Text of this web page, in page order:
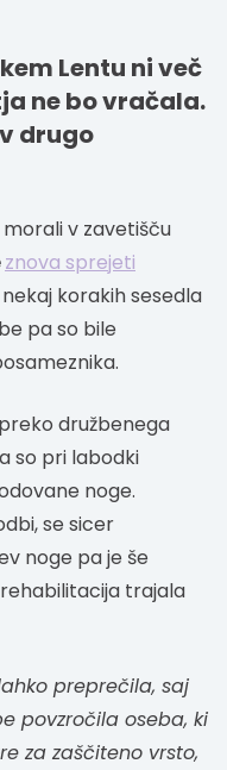
Lentu ni več
ne bo vračala.
drugo
v zavetišču
znova sprejeti
korakih sesedla
pa so bile
družbenega
so pri labodki
noge.
se sicer
noge pa je še
trajala
preprečila, saj
povzročila oseba, ki
za zaščiteno vrsto,